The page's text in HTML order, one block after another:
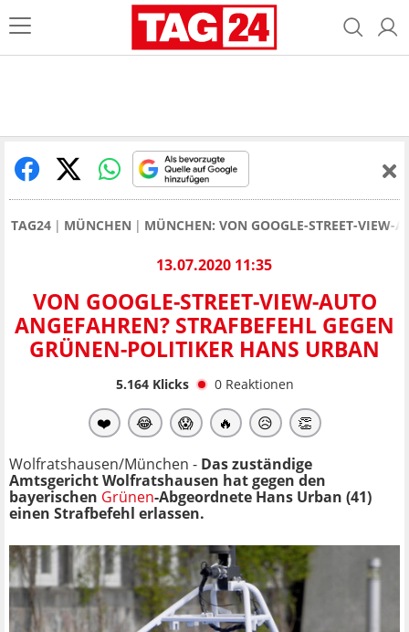
TAG24 MÜNCHEN MÜNCHEN: VON GOOGLE-STREET-VIEW-
13.07.2020 11:35
VON GOOGLE-STREET-VIEW-AUTO
ANGEFAHREN? STRAFBEFEHL GEGEN
GRÜNEN-POLITIKER HANS URBAN
5.164Klicks 0 Reaktionen
❤️ 😂 😱 🔥 😥 👏
Wolfratshausen/München - Das zuständige
Amtsgericht Wolfratshausen hat gegen den
bayerischen Grünen-Abgeordnete Hans Urban (41)
einen Strafbefehl erlassen.